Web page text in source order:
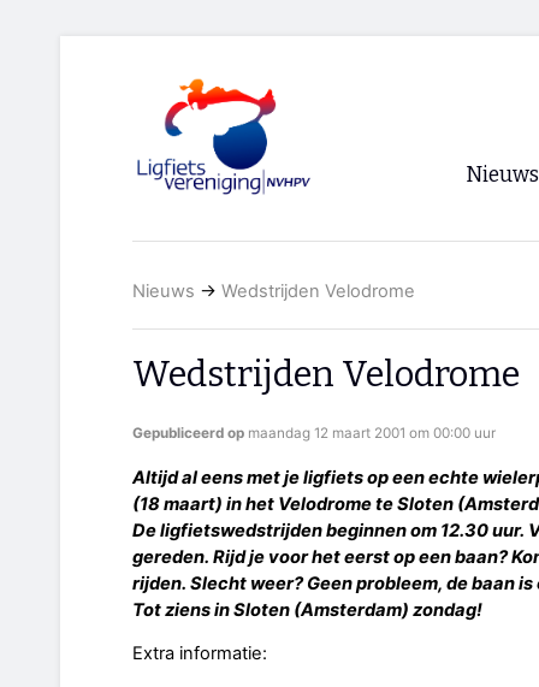
Nieuws
Nieuws → Wedstrijden Velodrome
Wedstrijden Velodrome
Gepubliceerd op maandag 12 maart 2001 om 00:00 uur
Altijd al eens met je ligfiets op een echte
(18 maart) in het Velodrome te Sloten
De ligfietswedstrijden beginnen om 12.30 uur.
gereden. Rijd je voor het eerst op een baan?
rijden. Slecht weer? Geen probleem, de baan
Tot ziens in Sloten (Amsterdam) zondag!
Extra informatie: